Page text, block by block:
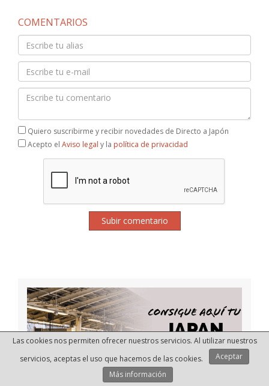
COMENTARIOS
Quiero suscribirme y recibir novedades de Directo a Japón
Acepto el Aviso legal y la política de privacidad
Subir comentario
Las cookies nos permiten ofrecer nuestros servicios. Al utilizar nuestros
servicios, aceptas el uso que hacemos de las cookies.
Aceptar
Más información